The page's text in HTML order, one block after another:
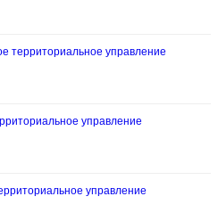
территориальное управление
управление
управление